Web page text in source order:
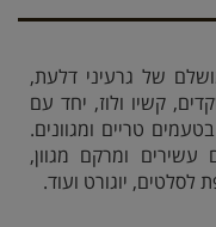
של גרעיני דלעת,
קשיו ולוז, יחד עם
טריים ומגוונים.
ומרקם מגוון,
לסלטים, יוגורט ועוד.